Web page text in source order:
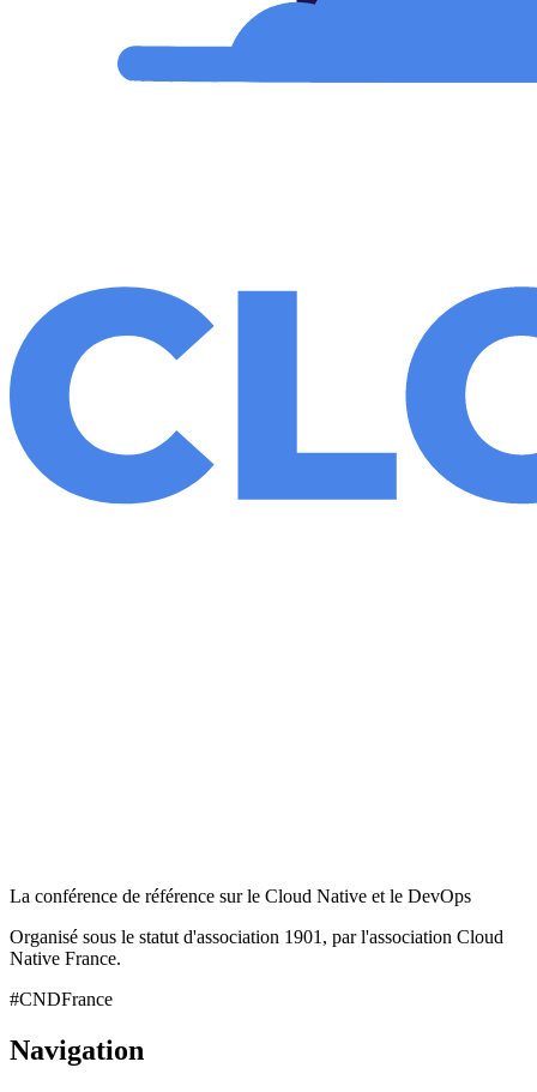
La conférence de référence sur le Cloud Native et le DevOps
Organisé sous le statut d'association 1901, par l'association Cloud
Native France.
#CNDFrance
Navigation